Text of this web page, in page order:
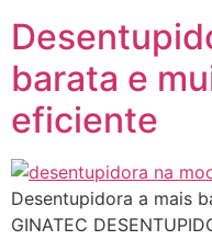
barata e
eficiente
Desentupidora a mais
GINATEC